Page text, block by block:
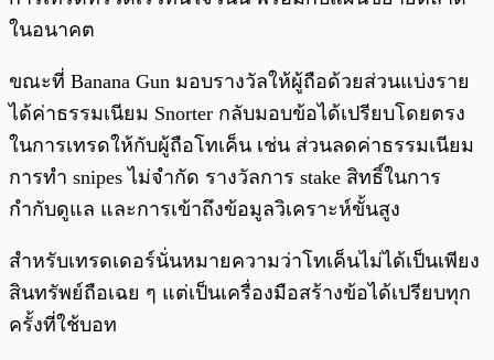
ในอนาคต
ขณะที่ Banana Gun มอบรางวัลให้ผู้ถือด้วยส่วนแบ่งราย
ได้ค่าธรรมเนียม Snorter กลับมอบข้อได้เปรียบโดยตรง
ในการเทรดให้กับผู้ถือโทเค็น เช่น ส่วนลดค่าธรรมเนียม
การทำ snipes ไม่จำกัด รางวัลการ stake สิทธิ์ในการ
กำกับดูแล และการเข้าถึงข้อมูลวิเคราะห์ขั้นสูง
สำหรับเทรดเดอร์นั่นหมายความว่าโทเค็นไม่ได้เป็นเพียง
สินทรัพย์ถือเฉย ๆ แต่เป็นเครื่องมือสร้างข้อได้เปรียบทุก
ครั้งที่ใช้บอท